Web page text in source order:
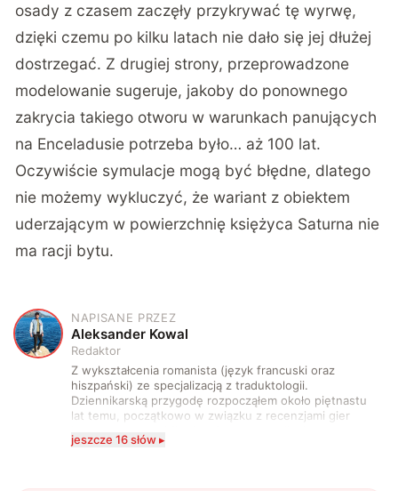
osady z czasem zaczęły przykrywać tę wyrwę,
dzięki czemu po kilku latach nie dało się jej dłużej
dostrzegać. Z drugiej strony, przeprowadzone
modelowanie sugeruje, jakoby do ponownego
zakrycia takiego otworu w warunkach panujących
na Enceladusie potrzeba było… aż 100 lat.
Oczywiście symulacje mogą być błędne, dlatego
nie możemy wykluczyć, że wariant z obiektem
uderzającym w powierzchnię księżyca Saturna nie
ma racji bytu.
A
NAPISANE PRZEZ
Aleksander Kowal
Redaktor
Z wykształcenia romanista (język francuski oraz
hiszpański) ze specjalizacją z traduktologii.
Dziennikarską przygodę rozpocząłem około piętnastu
lat temu, początkowo w związku z recenzjami gier
zdecydowanie częściej na tematy związane z nauką
jeszcze 16 słów ▸